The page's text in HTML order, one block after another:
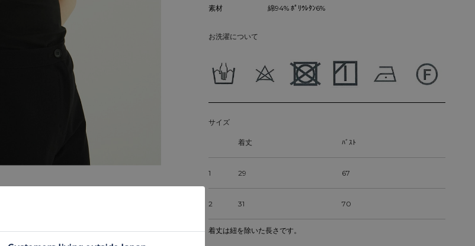
素材 綿94% ﾎﾟﾘｳﾚﾀﾝ6%
お洗濯について
サイズ
着丈 ﾊﾞｽﾄ
1 29 67
2 31 70
着丈は紐を除いた長さです。